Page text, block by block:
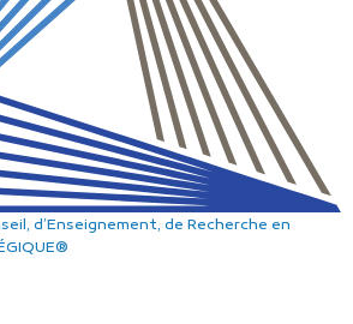
d’Enseignement, de Recherche en